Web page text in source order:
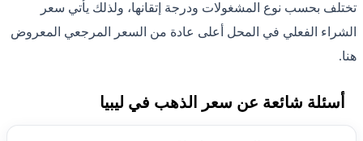
تختلف بحسب نوع المشغولات ودرجة إتقانها، ولذلك يأتي سعر
الشراء الفعلي في المحل أعلى عادة من السعر المرجعي المعروض
هنا.
أسئلة شائعة عن سعر الذهب في ليبيا